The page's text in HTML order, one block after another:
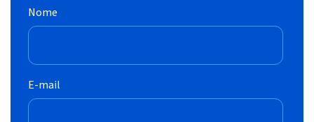
Nome
E-mail